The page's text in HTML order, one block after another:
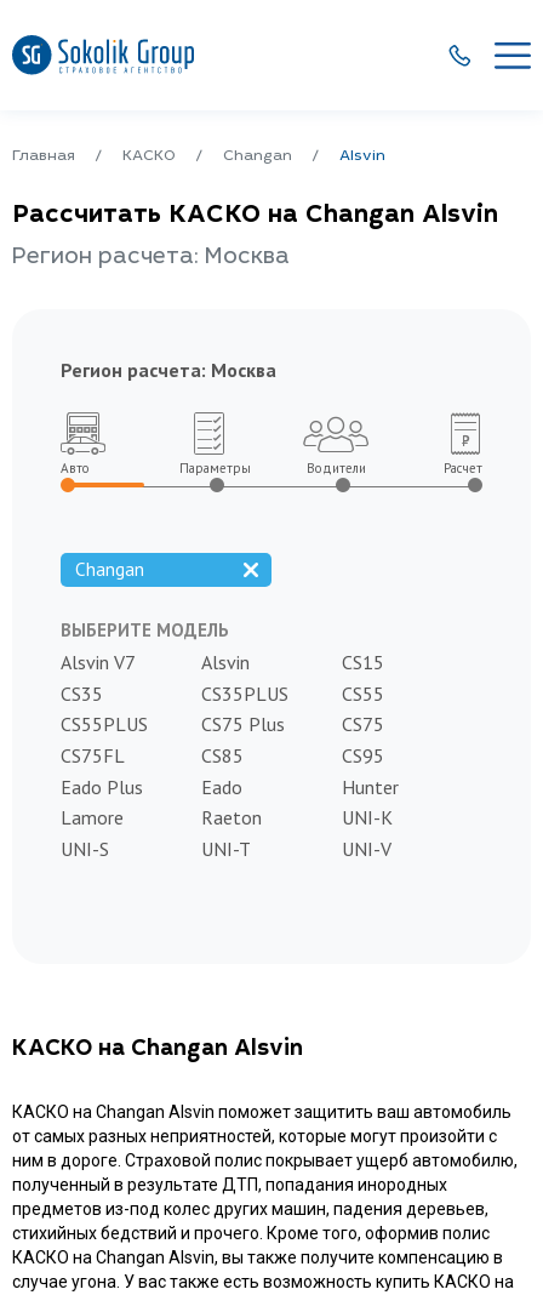
Главная КАСКО Changan Alsvin
Рассчитать КАСКО на Changan Alsvin
Регион расчета: Москва
Регион расчета: Москва
Авто Параметры Водители Расчет
Changan
ВЫБЕРИТЕ МОДЕЛЬ
Alsvin V7 Alsvin
CS15
CS35
CS35PLUS
CS55
CS55PLUS
CS75 Plus
CS75
CS75FL
CS85
CS95
Eado Plus
Eado
Hunter
Lamore
Raeton
UNI-K
UNI-S
UNI-T UNI-V
КАСКО на Changan Alsvin
КАСКО на Changan Alsvin поможет защитить ваш автомобиль
от самых разных неприятностей, которые могут произойти с
ним в дороге. Страховой полис покрывает ущерб автомобилю,
полученный в результате ДТП, попадания инородных
предметов из-под колес других машин, падения деревьев,
стихийных бедствий и прочего. Кроме того, оформив полис
КАСКО на Changan Alsvin, вы также получите компенсацию в
случае угона. У вас также есть возможность купить КАСКО на